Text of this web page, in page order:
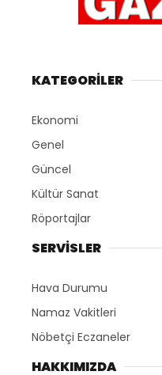
KATEGORİLER
Ekonomi
Genel
Güncel
Kültür Sanat
Röportajlar
SERVİSLER
Hava Durumu
Namaz Vakitleri
Nöbetçi Eczaneler
HAKKIMIZDA